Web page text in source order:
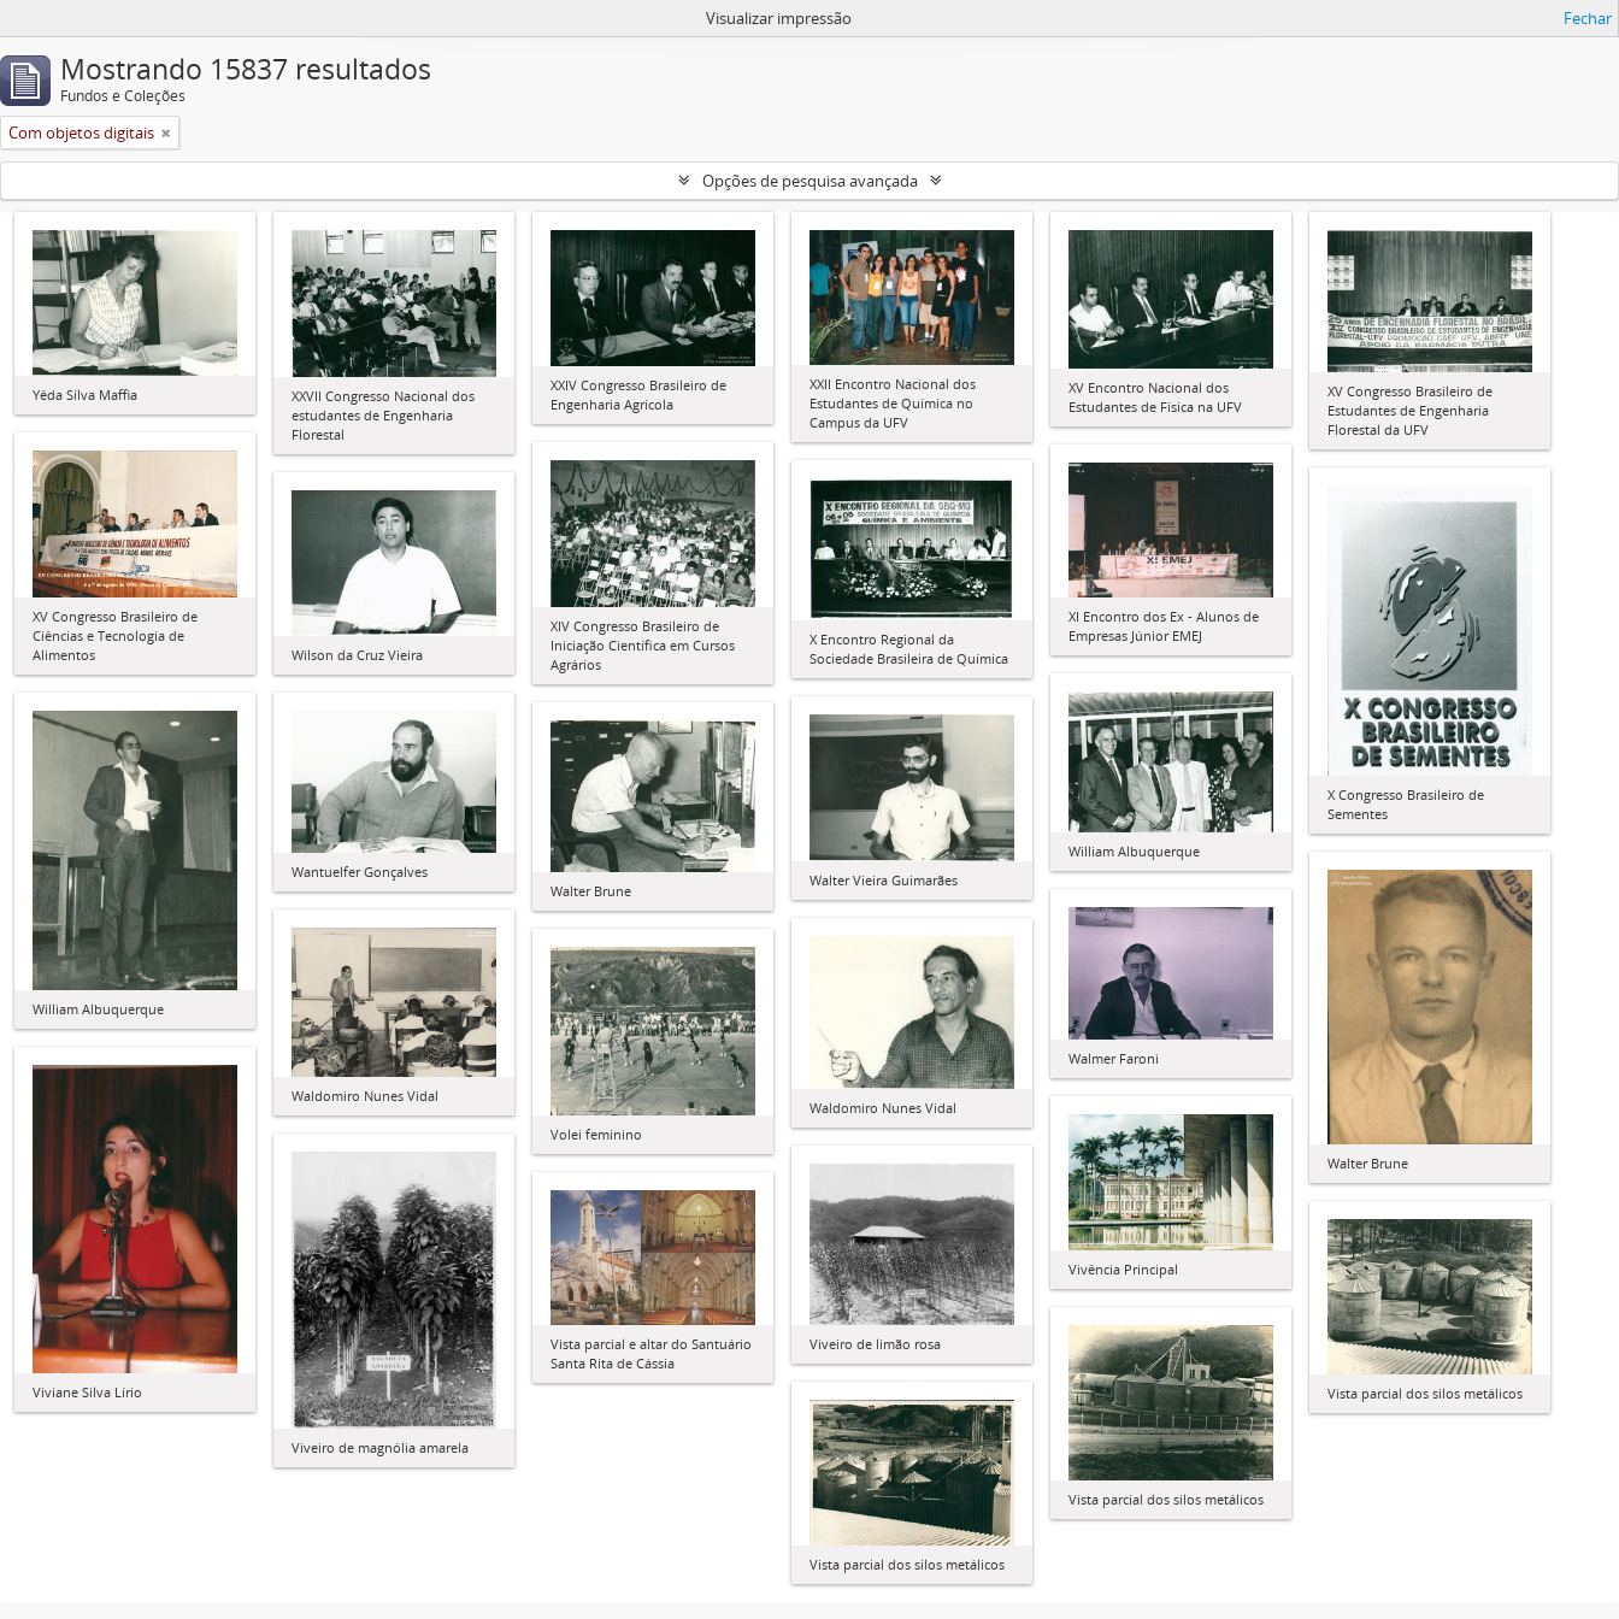
Visualizar impressão Fechar
Mostrando 15837 resultados
Fundos e Coleções
Com objetos digitais
Opções de pesquisa avançada
Yêda Silva Maffia
XXVII Congresso Nacional dos
estudantes de Engenharia
Florestal
XXIV Congresso Brasileiro de
Engenharia Agrícola
XXII Encontro Nacional dos
Estudantes de Química no
Campus da UFV
XV Encontro Nacional dos
Estudantes de Física na UFV
XV Congresso Brasileiro de
Estudantes de Engenharia
Florestal da UFV
XV Congresso Brasileiro de
Ciências e Tecnologia de
Alimentos
XIV Congresso Brasileiro de
Iniciação Científica em Cursos
Agrários
XI Encontro dos Ex - Alunos de
Empresas Júnior EMEJ
X Encontro Regional da
Sociedade Brasileira de Química
X Congresso Brasileiro de
Sementes
Wilson da Cruz Vieira
William Albuquerque
William Albuquerque
Wantuelfer Gonçalves Walter Vieira Guimarães
Walter Brune
Walter Brune
Walmer Faroni
Waldomiro Nunes Vidal
Waldomiro Nunes Vidal
Volei feminino
Viviane Silva Lírio
Vivência Principal
Viveiro de magnólia amarela
Viveiro de limão rosa
Vista parcial e altar do Santuário
Santa Rita de Cássia
Vista parcial dos silos metálicos
Vista parcial dos silos metálicos
Vista parcial dos silos metálicos